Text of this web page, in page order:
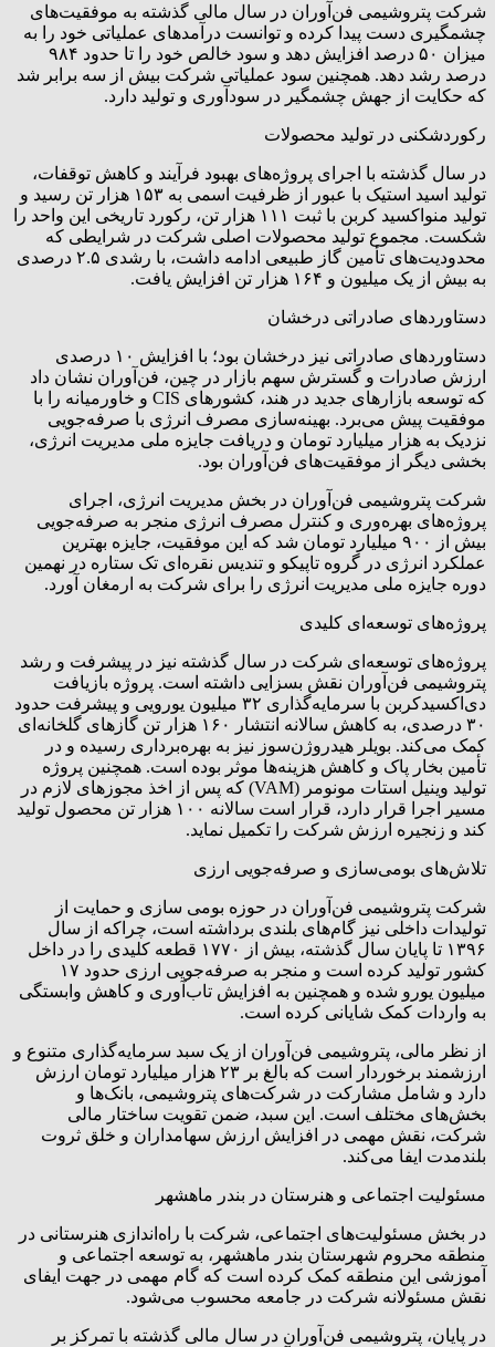
شرکت پتروشیمی فن‌آوران در سال مالی گذشته به موفقیت‌های
چشمگیری دست پیدا کرده و توانست درآمدهای عملیاتی خود را به
میزان ۵۰ درصد افزایش دهد و سود خالص خود را تا حدود ۹۸۴
درصد رشد دهد. همچنین سود عملیاتی شرکت بیش از سه برابر شد
که حکایت از جهش چشمگیر در سودآوری و تولید دارد.
رکوردشکنی در تولید محصولات
در سال گذشته با اجرای پروژه‌های بهبود فرآیند و کاهش توقفات،
تولید اسید استیک با عبور از ظرفیت اسمی به ۱۵۳ هزار تن رسید و
تولید منواکسید کربن با ثبت ۱۱۱ هزار تن، رکورد تاریخی این واحد را
شکست. مجموع تولید محصولات اصلی شرکت در شرایطی که
محدودیت‌های تأمین گاز طبیعی ادامه داشت، با رشدی ۲.۵ درصدی
به بیش از یک میلیون و ۱۶۴ هزار تن افزایش یافت.
دستاوردهای صادراتی درخشان
دستاوردهای صادراتی نیز درخشان بود؛ با افزایش ۱۰ درصدی
ارزش صادرات و گسترش سهم بازار در چین، فن‌آوران نشان داد
که توسعه بازارهای جدید در هند، کشورهای CIS و خاورمیانه را با
موفقیت پیش می‌برد. بهینه‌سازی مصرف انرژی با صرفه‌جویی
نزدیک به هزار میلیارد تومان و دریافت جایزه ملی مدیریت انرژی،
بخشی دیگر از موفقیت‌های فن‌آوران بود.
شرکت پتروشیمی فن‌آوران در بخش مدیریت انرژی، اجرای
پروژه‌های بهره‌وری و کنترل مصرف انرژی منجر به صرفه‌جویی
بیش از ۹۰۰ میلیارد تومان شد که این موفقیت، جایزه بهترین
عملکرد انرژی در گروه تاپیکو و تندیس نقره‌ای تک ستاره در نهمین
دوره جایزه ملی مدیریت انرژی را برای شرکت به ارمغان آورد.
پروژه‌های توسعه‌ای کلیدی
پروژه‌های توسعه‌ای شرکت در سال گذشته نیز در پیشرفت و رشد
پتروشیمی فن‌آوران نقش بسزایی داشته است. پروژه بازیافت
دی‌اکسیدکربن با سرمایه‌گذاری ۳۲ میلیون یورویی و پیشرفت حدود
۳۰ درصدی، به کاهش سالانه انتشار ۱۶۰ هزار تن گازهای گلخانه‌ای
کمک می‌کند. بویلر هیدروژن‌سوز نیز به بهره‌برداری رسیده و در
تأمین بخار پاک و کاهش هزینه‌ها موثر بوده است. همچنین پروژه
تولید وینیل استات مونومر (VAM) که پس از اخذ مجوزهای لازم در
مسیر اجرا قرار دارد، قرار است سالانه ۱۰۰ هزار تن محصول تولید
کند و زنجیره ارزش شرکت را تکمیل نماید.
تلاش‌های بومی‌سازی و صرفه‌جویی ارزی
شرکت پتروشیمی فن‌آوران در حوزه بومی سازی و حمایت از
تولیدات داخلی نیز گام‌های بلندی برداشته است، چراکه از سال
۱۳۹۶ تا پایان سال گذشته، بیش از ۱۷۷۰ قطعه کلیدی را در داخل
کشور تولید کرده است و منجر به صرفه‌جویی ارزی حدود ۱۷
میلیون یورو شده و همچنین به افزایش تاب‌آوری و کاهش وابستگی
به واردات کمک شایانی کرده است.
از نظر مالی، پتروشیمی فن‌آوران از یک سبد سرمایه‌گذاری متنوع و
ارزشمند برخوردار است که بالغ بر ۲۳ هزار میلیارد تومان ارزش
دارد و شامل مشارکت در شرکت‌های پتروشیمی، بانک‌ها و
بخش‌های مختلف است. این سبد، ضمن تقویت ساختار مالی
شرکت، نقش مهمی در افزایش ارزش سهامداران و خلق ثروت
بلندمدت ایفا می‌کند.
مسئولیت اجتماعی و هنرستان در بندر ماهشهر
در بخش مسئولیت‌های اجتماعی، شرکت با راه‌اندازی هنرستانی در
منطقه محروم شهرستان بندر ماهشهر، به توسعه اجتماعی و
آموزشی این منطقه کمک کرده است که گام مهمی در جهت ایفای
نقش مسئولانه شرکت در جامعه محسوب می‌شود.
در پایان، پتروشیمی فن‌آوران در سال مالی گذشته با تمرکز بر